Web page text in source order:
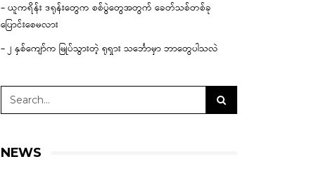
– ယူကရိန်း ဒရုန်းတွေက စစ်ပွဲတွေအတွက် ခေတ်သစ်တစ်ခု
ပြောင်းစေမလား
– ၂ နှစ်ကျော်က မြုပ်သွားတဲ့ ရုရှား သင်္ဘောမှာ ဘာတွေပါသလဲ
NEWS